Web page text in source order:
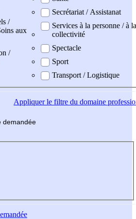
/
aux
/
Secrétariat / Assistanat
Services à la personne / à la
collectivité
Spectacle
Sport
Transport / Logistique
Appliquerle filtre du domaine
demandée